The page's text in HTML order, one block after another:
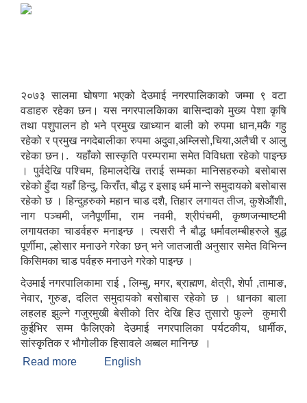
२०७३ सालमा घोषणा भएको देउमाई नगरपालिकाको जम्मा ९ वटा
वडाहरु रहेका छन। यस नगरपालकिाका बासिन्दाको मुख्य पेशा कृषि
तथा पशुपालन हो भने प्रमुख खाध्यान बाली को रुपमा धान,मकै गहु
रहेको र प्रमुख नगदेबालीका रुपमा अदुवा,अम्लिसो,चिया,अलैची र आलु
रहेका छन।. यहाँको सास्कृति परम्परामा समेत विविधता रहेको पाइन्छ
। पुर्वदेखि पश्चिम, हिमालदेखि तराई सम्मका मानिसहरुको बसोबास
रहेको हुँदा यहाँ हिन्दु, किराँत, बौद्ध र इसाइ धर्म मान्ने समुदायको बसोबास
रहेको छ । हिन्दुहरुको महान चाड दशै, तिहार लगायत तीज, कुशेऔंशी,
नाग पञ्चमी, जनैपूर्णीमा, राम नवमी, श्रीपंचमी, कृष्णजन्माष्टमी
लगायतका चाडर्वहरु मनाइन्छ । त्यसरी नै बौद्ध धर्मावलम्बीहरुले बुद्ध
पूर्णीमा, ल्होसार मनाउने गरेका छन् भने जातजाती अनुसार समेत विभिन्न
किसिमका चाड पर्वहरु मनाउने गरेको पाइन्छ ।
देउमाई नगरपालिकामा राई , लिम्बु, मगर, ब्राह्मण, क्षेत्री, शेर्पा ,तामाङ,
नेवार, गुरुङ, दलित समुदायको बसोबास रहेको छ । धानका बाला
लहलह झुल्ने गजुरमुखी बेसीको तिर देखि हिउ तुसारो फुल्ने कुमारी
कुईभिर सम्म फैलिएको देउमाई नगरपालिका पर्यटकीय, धार्मीक,
सांस्कृतिक र भौगोलीक हिसावले अब्बल मानिन्छ ।
Read more about संक्षिप्त परिचय
English